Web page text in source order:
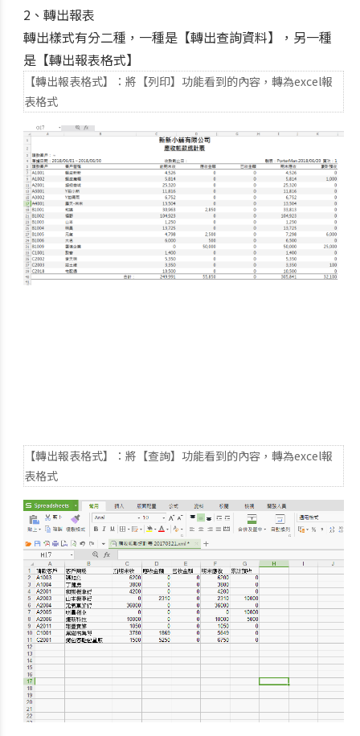
2、轉出報表
轉出樣式有分二種，一種是【轉出查詢資料】，另一種
是【轉出報表格式】
【轉出報表格式】：將【列印】功能看到的內容，轉為excel報
表格式
【轉出報表格式】：將【查詢】功能看到的內容，轉為excel報
表格式